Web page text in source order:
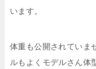
います。
体重も公開されていま
ルもよくモデルさん体